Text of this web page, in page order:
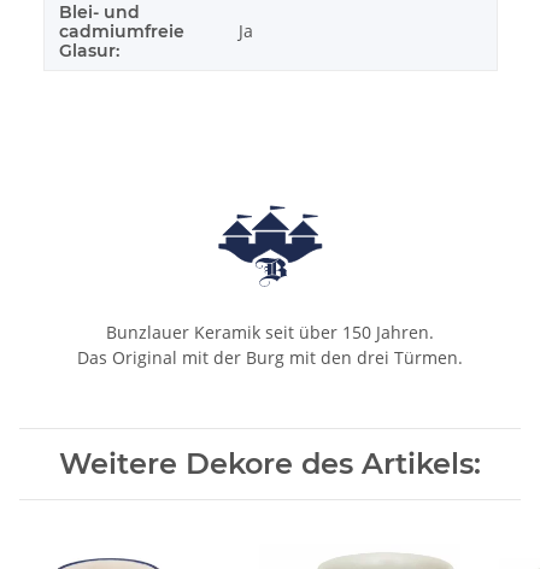
Blei- und
cadmiumfreie
Glasur:
Ja
Bunzlauer Keramik seit über 150 Jahren.
Das Original mit der Burg mit den drei Türmen.
Weitere Dekore des Artikels: